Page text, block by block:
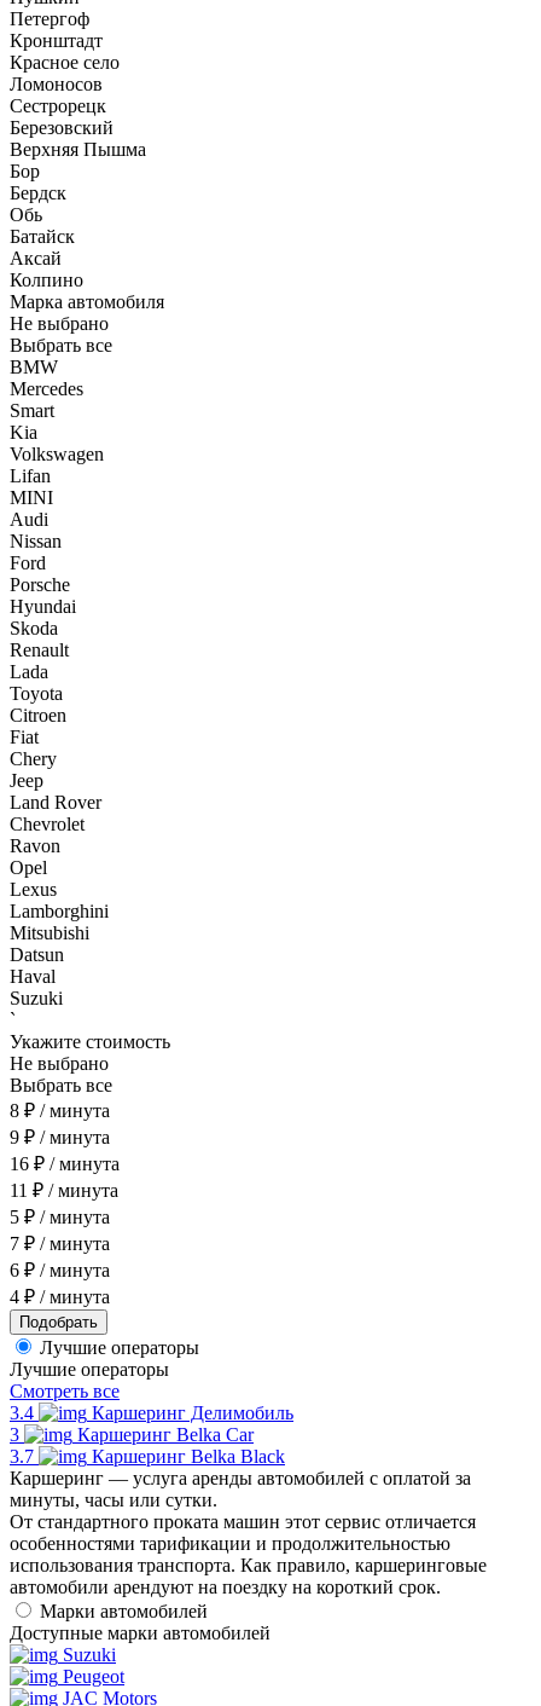
Петергоф
Кронштадт
Красное село
Ломоносов
Сестрорецк
Березовский
Верхняя Пышма
Бор
Бердск
Обь
Батайск
Аксай
Колпино
Марка автомобиля
Не выбрано
Выбрать все
BMW
Mercedes
Smart
Kia
Volkswagen
Lifan
MINI
Audi
Nissan
Ford
Porsche
Hyundai
Skoda
Renault
Lada
Toyota
Citroen
Fiat
Chery
Jeep
Land Rover
Chevrolet
Ravon
Opel
Lexus
Lamborghini
Mitsubishi
Datsun
Haval
Suzuki
`
Укажите стоимость
Не выбрано
Выбрать все
8 ₽ / минута
9 ₽ / минута
16 ₽ / минута
11 ₽ / минута
5 ₽ / минута
7 ₽ / минута
6 ₽ / минута
4 ₽ / минута
Лучшие операторы
Лучшие операторы
Смотреть все
3.4
Каршеринг Делимобиль
3
Каршеринг Belka Car
3.7
Каршеринг Belka Black
Каршеринг — услуга аренды автомобилей с оплатой за
минуты, часы или сутки.
От стандартного проката машин этот сервис отличается
особенностями тарификации и продолжительностью
использования транспорта. Как правило, каршеринговые
автомобили арендуют на поездку на короткий срок.
Марки автомобилей
Доступные марки автомобилей
Suzuki
Peugeot
JAC Motors